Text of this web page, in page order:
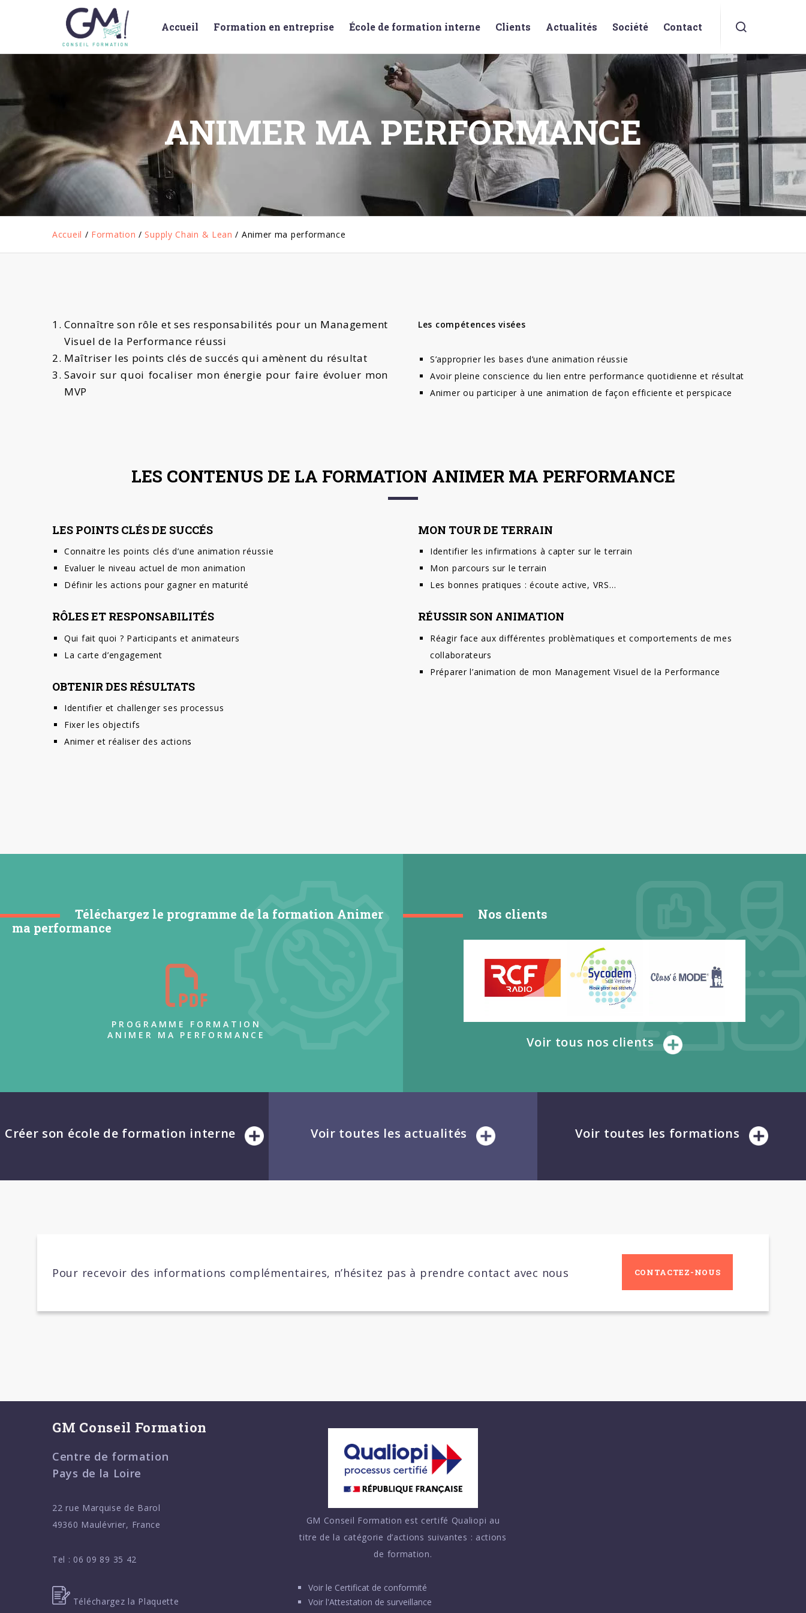
Accueil Formation en entreprise École de formation interne Clients Actualités Société Contact
ANIMER MA PERFORMANCE
Accueil / Formation / Supply Chain & Lean / Animer ma performance
Connaître son rôle et ses responsabilités pour un Management
Visuel de la Performance réussi
Maîtriser les points clés de succés qui amènent du résultat
Savoir sur quoi focaliser mon énergie pour faire évoluer mon
MVP
Les compétences visées
S’approprier les bases d’une animation réussie
Avoir pleine conscience du lien entre performance quotidienne et résultat
Animer ou participer à une animation de façon efficiente et perspicace
LES CONTENUS DE LA FORMATION ANIMER MA PERFORMANCE
LES POINTS CLÉS DE SUCCÉS
Connaitre les points clés d’une animation réussie
Evaluer le niveau actuel de mon animation
Définir les actions pour gagner en maturité
RÔLES ET RESPONSABILITÉS
Qui fait quoi ? Participants et animateurs
La carte d’engagement
OBTENIR DES RÉSULTATS
Identifier et challenger ses processus
Fixer les objectifs
Animer et réaliser des actions
MON TOUR DE TERRAIN
Identifier les infirmations à capter sur le terrain
Mon parcours sur le terrain
Les bonnes pratiques : écoute active, VRS…
RÉUSSIR SON ANIMATION
Réagir face aux différentes problèmatiques et comportements de mes
collaborateurs
Préparer l’animation de mon Management Visuel de la Performance
Téléchargez le programme de la formation Animer
ma performance
PROGRAMME FORMATION
ANIMER MA PERFORMANCE
Nos clients
Voir tous nos clients
Créer son école de formation interne Voir toutes les actualités Voir toutes les formations
Pour recevoir des informations complémentaires, n’hésitez pas à prendre contact avec nous CONTACTEZ-NOUS
GM Conseil Formation
Centre de formation
Pays de la Loire
22 rue Marquise de Barol
49360 Maulévrier, France
Tel : 06 09 89 35 42
Téléchargez la Plaquette
GM Conseil Formation est certifé Qualiopi au
titre de la catégorie d’actions suivantes : actions
de formation.
Voir le Certificat de conformité
Voir l'Attestation de surveillance